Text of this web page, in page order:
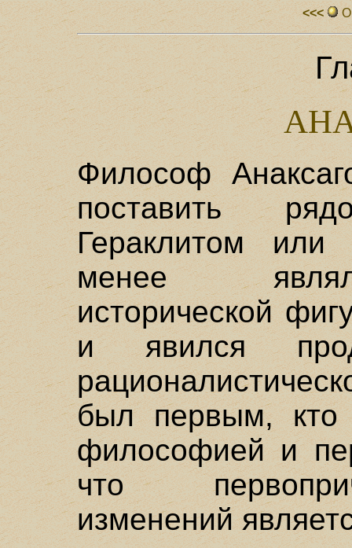
<<<
Философ
поставить
Гераклитом
менее
исторической
и явился
был первым, кто
философией и
что
изменений